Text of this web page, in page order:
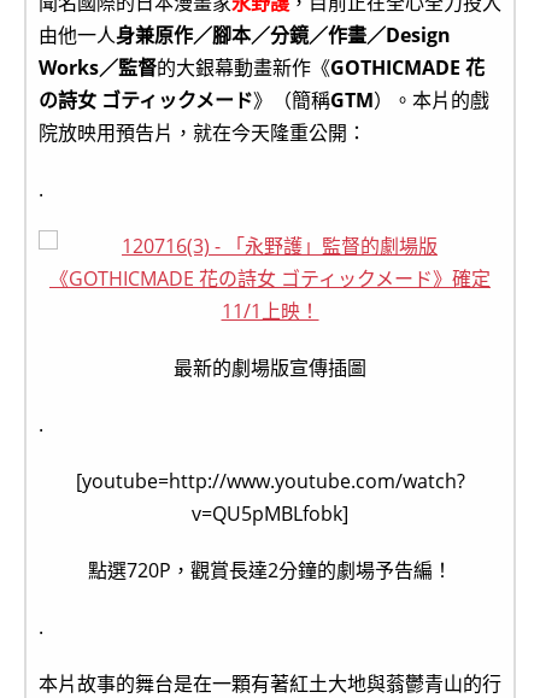
由他一人身兼原作／腳本／分鏡／作畫／Design
Works／監督的大銀幕動畫新作《GOTHICMADE 花
の詩女 ゴティックメード》（簡稱GTM）。本片的戲
院放映用預告片，就在今天隆重公開：
.
最新的劇場版宣傳插圖
.
[youtube=http://www.youtube.com/watch?
v=QU5pMBLfobk]
點選720P，觀賞長達2分鐘的劇場予告編！
.
本片故事的舞台是在一顆有著紅土大地與蓊鬱青山的行